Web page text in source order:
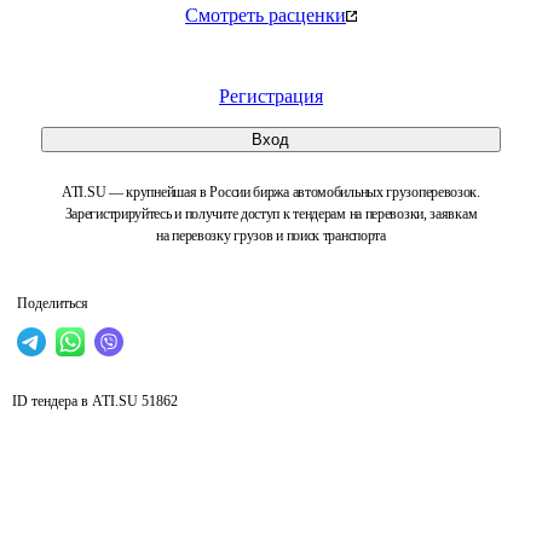
Смотреть расценки
Регистрация
Вход
ATI.SU — крупнейшая в России биржа автомобильных грузоперевозок.
Зарегистрируйтесь и получите доступ к тендерам на перевозки, заявкам
на перевозку грузов и поиск транспорта
Поделиться
ID тендера в ATI.SU 51862